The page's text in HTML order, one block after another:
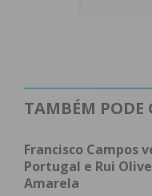
Face aos sucessos
“uma palavra de
familiares, amigos,
apoiaram as nossas
jornada e que
TAMBÉM PODE
Francisco Campos
Portugal e Rui
Amarela